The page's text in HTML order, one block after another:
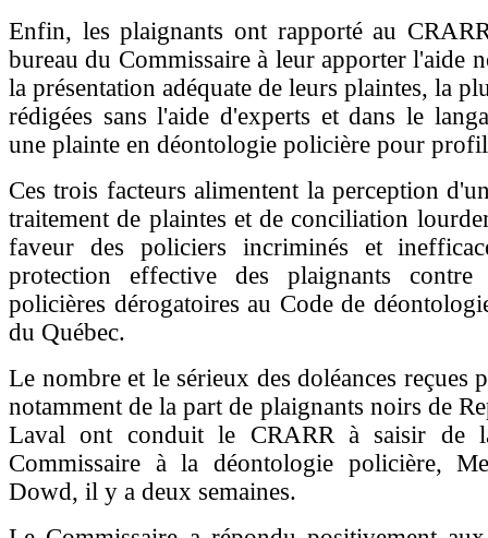
Enfin, les plaignants ont rapporté au
bureau du Commissaire à leur apporter l'aide
la présentation adéquate de leurs plaintes, la
rédigées sans l'aide d'experts et dans le
une plainte en déontologie policière pour
Ces trois facteurs alimentent la perception
traitement de plaintes et de conciliation
faveur des policiers incriminés et
protection effective des plaignants contre
policières dérogatoires au Code de
du Québec.
Le nombre et le sérieux des doléances reçues
notamment de la part de plaignants noirs de
Laval ont conduit le CRARR à saisir de
Commissaire à la déontologie policière,
Dowd, il y a deux semaines.